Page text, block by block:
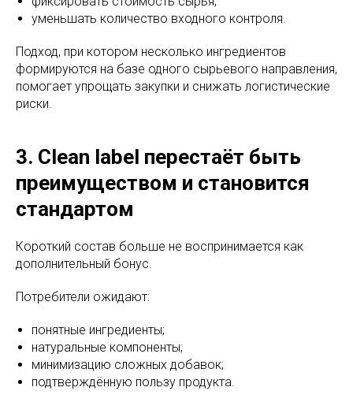
уменьшать количество входного контроля.
Подход, при котором несколько ингредиентов
формируются на базе одного сырьевого направления,
помогает упрощать закупки и снижать логистические
риски.
3. Clean label перестаёт быть
преимуществом и становится
стандартом
Короткий состав больше не воспринимается как
дополнительный бонус.
Потребители ожидают:
понятные ингредиенты;
натуральные компоненты;
минимизацию сложных добавок;
подтверждённую пользу продукта.